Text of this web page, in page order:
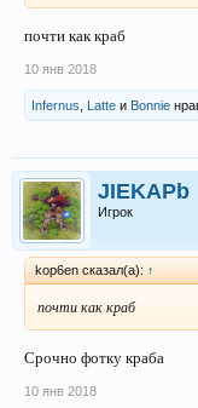
почти как краб
10 янв 2018
Infernus Latte и Bonnie
JIEKAPb
Игрок
kop6en сказал(а): ↑
почти как краб
Срочно фотку краба
10 янв 2018